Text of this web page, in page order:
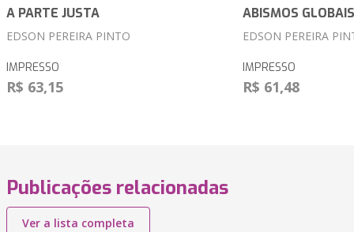
A PARTE JUSTA
EDSON PEREIRA PINTO
IMPRESSO
R$ 63,15
ABISMOS GLOBAIS
EDSON PEREIRA
IMPRESSO
R$ 61,48
Publicações relacionadas
Ver a lista completa